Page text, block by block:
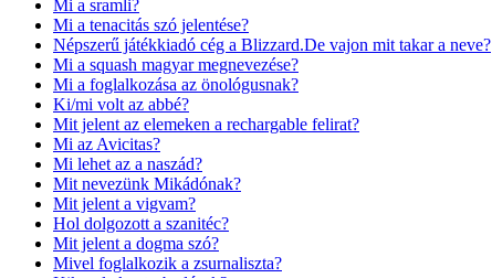
Mi a sramli?
Mi a tenacitás szó jelentése?
Népszerű játékkiadó cég a Blizzard.De vajon mit takar a neve?
Mi a squash magyar megnevezése?
Mi a foglalkozása az önológusnak?
Ki/mi volt az abbé?
Mit jelent az elemeken a rechargable felirat?
Mi az Avicitas?
Mi lehet az a naszád?
Mit nevezünk Mikádónak?
Mit jelent a vigvam?
Hol dolgozott a szanitéc?
Mit jelent a dogma szó?
Mivel foglalkozik a zsurnaliszta?